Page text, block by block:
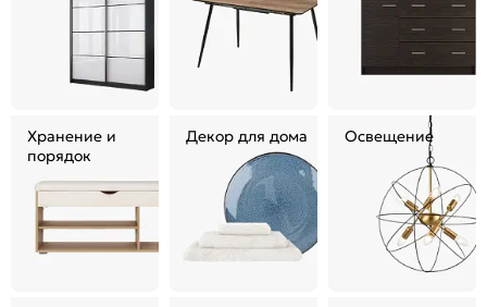
Хранение и
порядок
Декор для дома Освещение